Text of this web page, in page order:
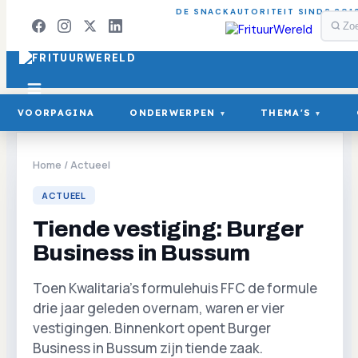
DE SNACKAUTORITEIT SINDS
VOORPAGINA ONDERWERPEN ▾ THEMA'S ▾
Home /Actueel
ACTUEEL
Tiende vestiging: Burger
Business in Bussum
Toen Kwalitaria's formulehuis FFC de formule
drie jaar geleden overnam, waren er vier
vestigingen. Binnenkort opent Burger
Business in Bussum zijn tiende zaak.